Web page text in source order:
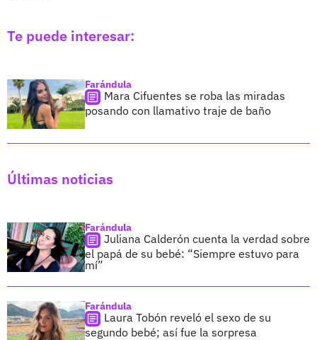
Te puede interesar:
Farándula
Mara Cifuentes se roba las miradas
posando con llamativo traje de baño
Últimas noticias
Farándula
Juliana Calderón cuenta la verdad sobre
el papá de su bebé: “Siempre estuvo para
mí”
Farándula
Laura Tobón reveló el sexo de su
segundo bebé; así fue la sorpresa